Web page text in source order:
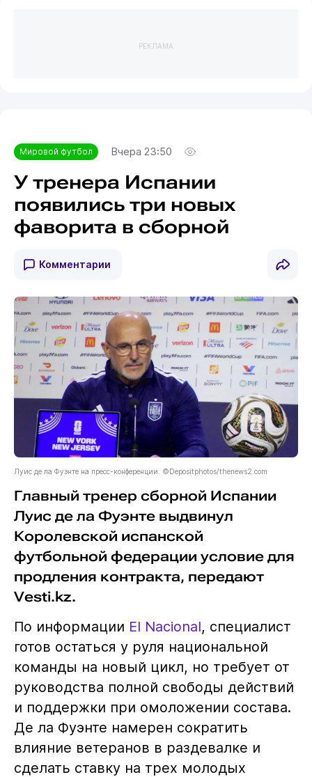
РЕКЛАМА
Мировой футбол Вчера 23:50
У тренера Испании
появились три новых
фаворита в сборной
Комментарии
Луис де ла Фуэнте на пресс-конференции. ©Depositphotos/thenews2.com
Главный тренер сборной Испании
Луис де ла Фуэнте выдвинул
Королевской испанской
футбольной федерации условие для
продления контракта, передают
Vesti.kz.
По информации El Nacional, специалист
готов остаться у руля национальной
команды на новый цикл, но требует от
руководства полной свободы действий
и поддержки при омоложении состава.
Де ла Фуэнте намерен сократить
влияние ветеранов в раздевалке и
сделать ставку на трех молодых